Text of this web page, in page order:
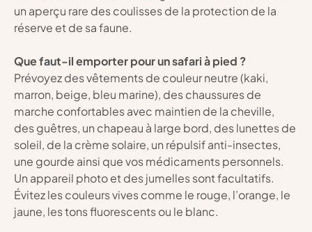
un aperçu rare des coulisses de la protection de la
réserve et de sa faune.
Que faut-il emporter pour un safari à pied ?
Prévoyez des vêtements de couleur neutre (kaki,
marron, beige, bleu marine), des chaussures de
marche confortables avec maintien de la cheville,
des guêtres, un chapeau à large bord, des lunettes de
soleil, de la crème solaire, un répulsif anti-insectes,
une gourde ainsi que vos médicaments personnels.
Un appareil photo et des jumelles sont facultatifs.
Évitez les couleurs vives comme le rouge, l’orange, le
jaune, les tons fluorescents ou le blanc.